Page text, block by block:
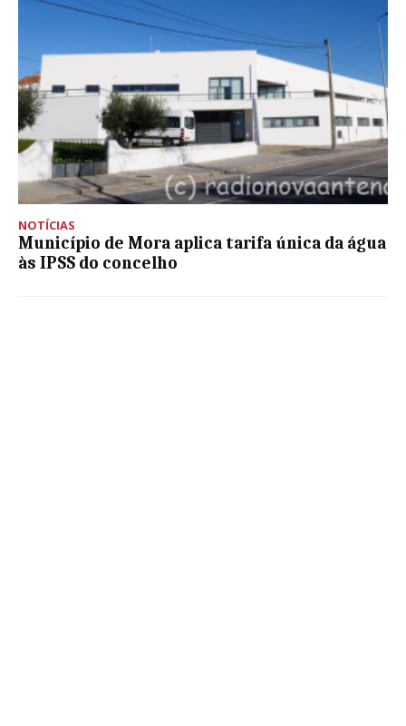
NOTÍCIAS
Município de Mora aplica tarifa única da água
às IPSS do concelho